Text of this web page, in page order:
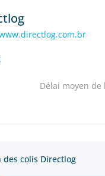
Délai moyen
des colis Directlog